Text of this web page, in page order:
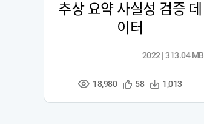
추상 요약 사실성 검증 데
이터
조
수
18,980
관
등
58
다
수
1,013
2022 | 313.04 MB